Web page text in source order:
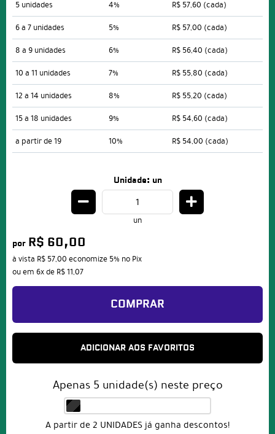
5 unidades
4% R$ 57,60 (cada)
6 a 7 unidades
5% R$ 57,00 (cada)
8 a 9 unidades
6% R$ 56,40 (cada)
10 a 11 unidades
7% R$ 55,80 (cada)
12 a 14 unidades
8% R$ 55,20 (cada)
15 a 18 unidades
9% R$ 54,60 (cada)
a partir de 19
10% R$ 54,00 (cada)
Unidade: un
un
por R$ 60,00
à vista R$ 57,00 economize 5% no Pix
ou em 6xde R$ 11,07
COMPRAR
ADICIONAR AOS FAVORITOS
Apenas 5 unidade(s) neste preço
A partir de 2 UNIDADES já ganha descontos!